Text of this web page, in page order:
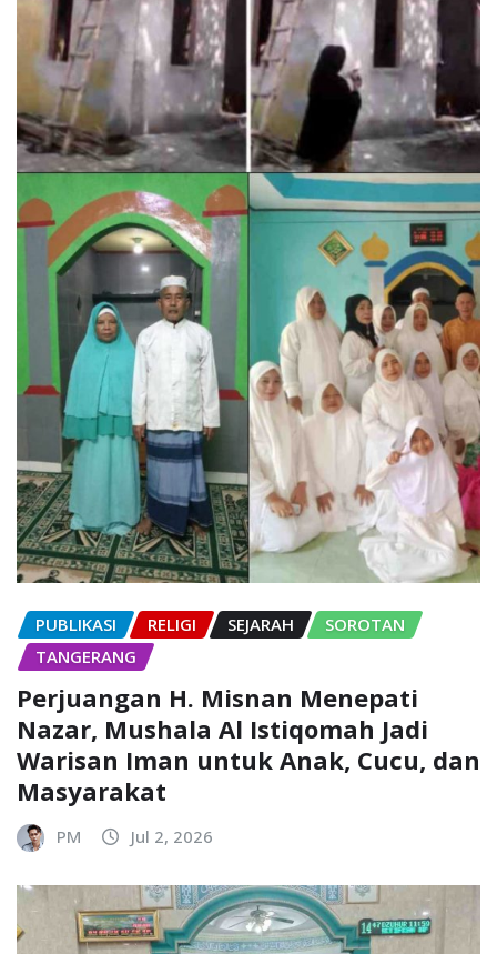
PUBLIKASI RELIGI SEJARAH
SOROTAN
TANGERANG
Perjuangan H. Misnan Menepati
Nazar, Mushala Al Istiqomah Jadi
Warisan Iman untuk Anak, Cucu, dan
Masyarakat
PM Jul 2, 2026